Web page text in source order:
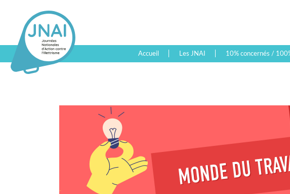
Accueil Les JNAI 10% concernés /